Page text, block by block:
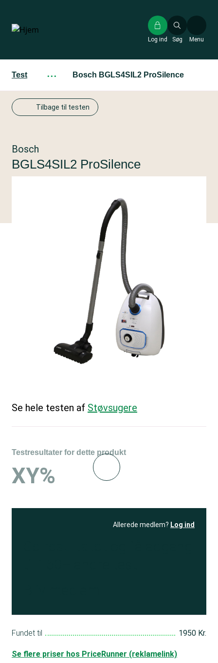
hovedindhold
Søg
Log ind Menu
Test ··· Bosch BGLS4SIL2 ProSilence
Tilbage til testen
Bosch
BGLS4SIL2 ProSilence
Se hele testen af Støvsugere
Testresultater for dette produkt
XY%
Allerede medlem? Log ind
Fundet til 1950 Kr.
Se flere priser hos PriceRunner (reklamelink)